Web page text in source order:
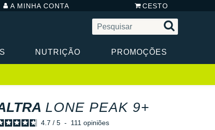
A MINHA CONTA CESTO
NUTRIÇÃO PROMOÇÕES
LONE PEAK 9+
4.7 / 5 - 111 opiniões